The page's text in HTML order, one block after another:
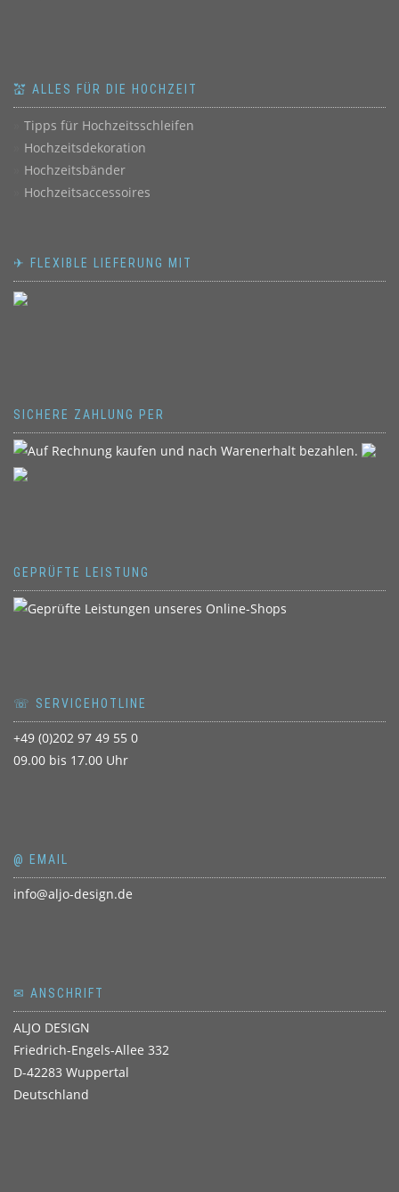
💒 ALLES FÜR DIE HOCHZEIT
Tipps für Hochzeitsschleifen
Hochzeitsdekoration
Hochzeitsbänder
Hochzeitsaccessoires
✈ FLEXIBLE LIEFERUNG MIT
SICHERE ZAHLUNG PER
GEPRÜFTE LEISTUNG
☏ SERVICEHOTLINE
+49 (0)202 97 49 55 0
09.00 bis 17.00 Uhr
@ EMAIL
info@aljo-design.de
✉ ANSCHRIFT
ALJO DESIGN
Friedrich-Engels-Allee 332
D-42283 Wuppertal
Deutschland